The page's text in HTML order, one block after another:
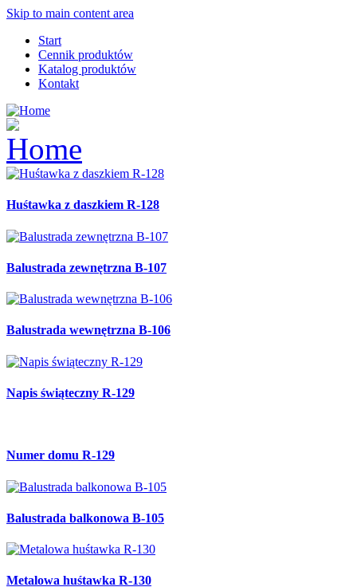
Skip to main content area
Start
Cennik produktów
Katalog produktów
Kontakt
Huśtawka z daszkiem R-128
Balustrada zewnętrzna B-107
Balustrada wewnętrzna B-106
Napis świąteczny R-129
Numer domu R-129
Balustrada balkonowa B-105
Metalowa huśtawka R-130